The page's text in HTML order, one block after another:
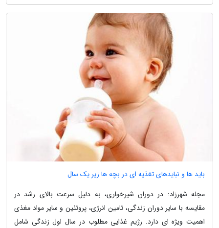
باید ها و نبایدهای تغذیه ای در بچه ها زیر یک سال
مجله شهرزاد: در دوران شیرخواری، به دلیل سرعت بالای رشد در
مقایسه با سایر دوران زندگی، تامین انرژی، پروتئین و سایر مواد مغذی
اهمیت ویژه ای دارد. رژیم غذایی مطلوب در سال اول زندگی شامل